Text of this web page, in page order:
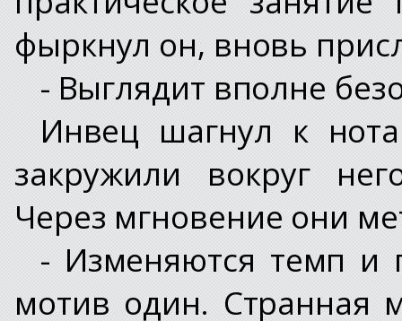
фыркнул он, вновь
- Выглядит вполне
Инвец шагнул к
закружили вокруг
Через мгновение они
- Изменяются темп и
мотив один. Странная